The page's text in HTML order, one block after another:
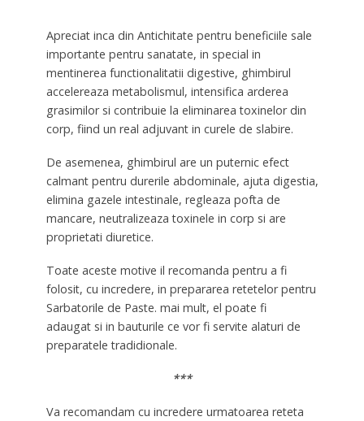
Apreciat inca din Antichitate pentru beneficiile sale
importante pentru sanatate, in special in
mentinerea functionalitatii digestive, ghimbirul
accelereaza metabolismul, intensifica arderea
grasimilor si contribuie la eliminarea toxinelor din
corp, fiind un real adjuvant in curele de slabire.
De asemenea, ghimbirul are un puternic efect
calmant pentru durerile abdominale, ajuta digestia,
elimina gazele intestinale, regleaza pofta de
mancare, neutralizeaza toxinele in corp si are
proprietati diuretice.
Toate aceste motive il recomanda pentru a fi
folosit, cu incredere, in prepararea retetelor pentru
Sarbatorile de Paste. mai mult, el poate fi
adaugat si in bauturile ce vor fi servite alaturi de
preparatele tradidionale.
***
Va recomandam cu incredere urmatoarea reteta